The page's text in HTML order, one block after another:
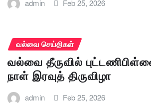
admin Feb 25, 2026
வல்வை செய்திகள்
வல்வை தீருவில்
நாள் இரவுத் திருவிழா
admin Feb 25, 2026